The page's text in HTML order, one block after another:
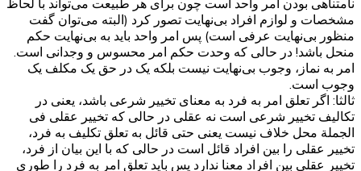
نامتناهی بودن امر واحد است چون برای هر طبیعت می‌تواند با لحاظ
مشخصات و لوازم افراد بی‌نهایت تصور کرد (البته می‌توان گفت
منظور بی‌نهایت عرفی است) پس امر واحد باید به بی‌نهایت حکم
منحل باشد! در حالی که وحدت حکم امر محسوس و وجدانی است.
امر به نماز، وجوب بی‌نهایت نیست بلکه یک در حق یک مکلف یک
وجوب است.
ثالثا: اگر تعلق امر به فرد به معنای تخییر شرعی باشد، یعنی در
تکالیف تخییر شرعی است نه عقلی در حالی که تخییر عقلی فی
الجملة محل خلاف نیست یعنی حتی قائل به تعلق تکلیف به فرد،
تخییر عقلی را بین افراد قائل است در حالی که با این بیان از فرد،
تخییر عقلی بین افراد معنا ندارد پس باید تعلق امر به فرد را طوری